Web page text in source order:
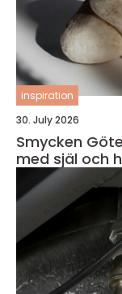
inspiration
30. July 2026
Smycken
med själ och